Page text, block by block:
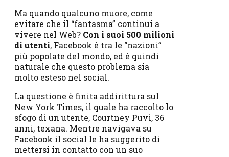
Ma quando qualcuno muore, come
evitare che il “fantasma” continui a
vivere nel Web? Con i suoi 500 milioni
di utenti, Facebook è tra le “nazioni”
più popolate del mondo, ed è quindi
naturale che questo problema sia
molto esteso nel social.
La questione è finita addirittura sul
New York Times, il quale ha raccolto lo
sfogo di un utente, Courtney Puvi, 36
anni, texana. Mentre navigava su
Facebook il social le ha suggerito di
mettersi in contatto con un suo